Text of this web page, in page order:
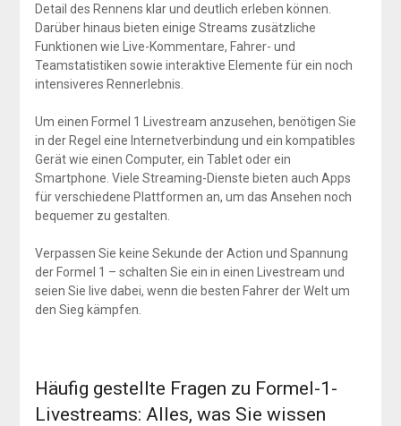
Detail des Rennens klar und deutlich erleben können.
Darüber hinaus bieten einige Streams zusätzliche
Funktionen wie Live-Kommentare, Fahrer- und
Teamstatistiken sowie interaktive Elemente für ein noch
intensiveres Rennerlebnis.
Um einen Formel 1 Livestream anzusehen, benötigen Sie
in der Regel eine Internetverbindung und ein kompatibles
Gerät wie einen Computer, ein Tablet oder ein
Smartphone. Viele Streaming-Dienste bieten auch Apps
für verschiedene Plattformen an, um das Ansehen noch
bequemer zu gestalten.
Verpassen Sie keine Sekunde der Action und Spannung
der Formel 1 – schalten Sie ein in einen Livestream und
seien Sie live dabei, wenn die besten Fahrer der Welt um
den Sieg kämpfen.
Häufig gestellte Fragen zu Formel-1-
Livestreams: Alles, was Sie wissen